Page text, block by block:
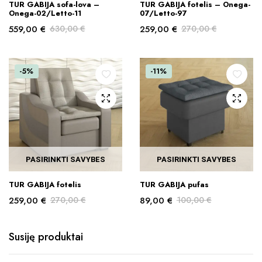
TUR GABIJA sofa-lova –
Onega-02/Letto-11
630,00€
was:
630,00 €.
559,00 €
is:
559,00 €.
TUR GABIJA fotelis – Onega-
07/Letto-97
270,00€
was:
270,00 €.
259,00 €
is:
259,00 €.
-5%
PASIRINKTI SAVYBES
product
has
variants.
TUR GABIJA fotelis
270,00€
was:
270,00 €.
259,00 €
is:
259,00 €.
-11%
PASIRINKTI SAVYBES
product
has
TUR GABIJA pufas
100,00€
100,00 €.
89,00 €
89,00 €.
Susiję produktai